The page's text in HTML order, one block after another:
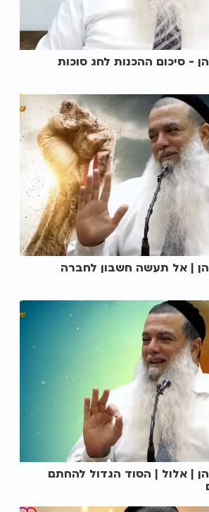
- סיכום ההכנות לחג סוכות
| אל תעשה חשבון לחברה
| אלול | הסוד הגדול להחתם